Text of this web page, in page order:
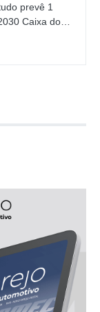
prevê 1
Caixa do…